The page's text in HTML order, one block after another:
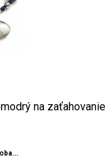
na zaťahovanie